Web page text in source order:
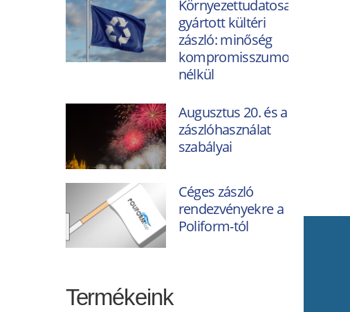
Környezettudatosan
gyártott kültéri
zászló: minőség
kompromisszumok
nélkül
Augusztus 20. és a
zászlóhasználat
szabályai
Céges zászló
rendezvényekre a
Poliform-tól
Termékeink